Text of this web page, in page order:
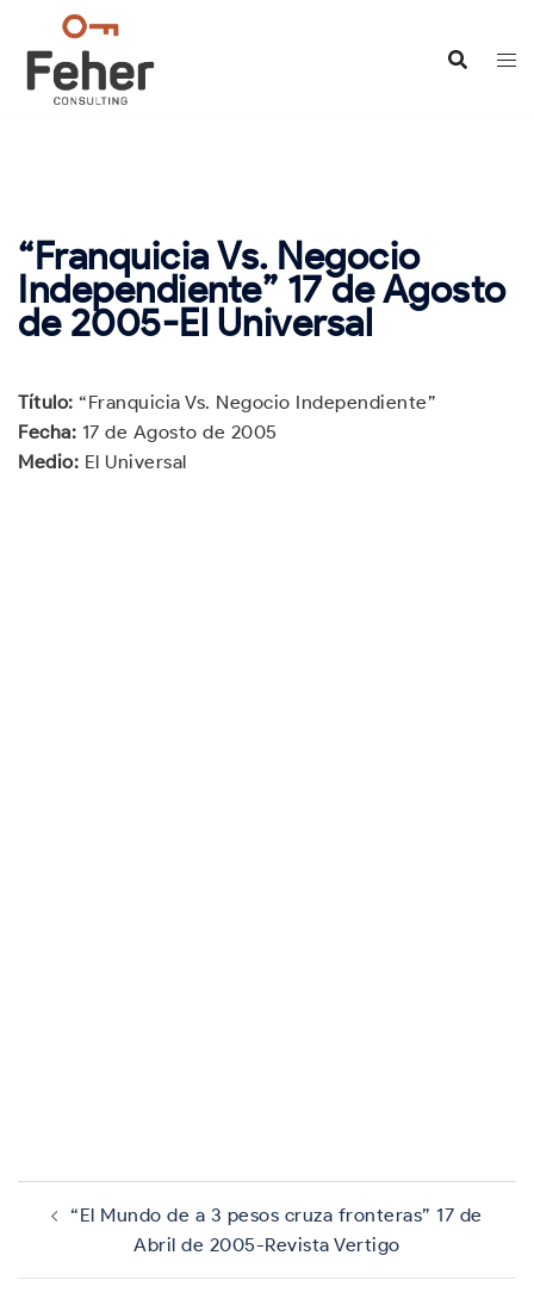
contenido
“Franquicia Vs. Negocio
Independiente” 17 de Agosto
de 2005-El Universal
Título: “Franquicia Vs. Negocio Independiente”
Fecha: 17 de Agosto de 2005
Medio: El Universal
Navegación
“El Mundo de a 3 pesos cruza fronteras” 17 de
Abril de 2005-Revista Vertigo